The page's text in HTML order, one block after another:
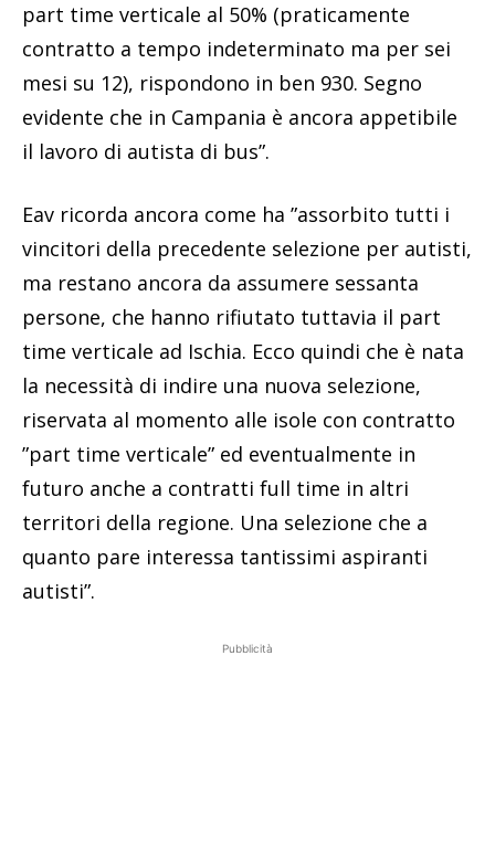
part time verticale al 50% (praticamente
contratto a tempo indeterminato ma per sei
mesi su 12), rispondono in ben 930. Segno
evidente che in Campania è ancora appetibile
il lavoro di autista di bus”.
Eav ricorda ancora come ha ”assorbito tutti i
vincitori della precedente selezione per autisti,
ma restano ancora da assumere sessanta
persone, che hanno rifiutato tuttavia il part
time verticale ad Ischia. Ecco quindi che è nata
la necessità di indire una nuova selezione,
riservata al momento alle isole con contratto
”part time verticale” ed eventualmente in
futuro anche a contratti full time in altri
territori della regione. Una selezione che a
quanto pare interessa tantissimi aspiranti
autisti”.
Pubblicità